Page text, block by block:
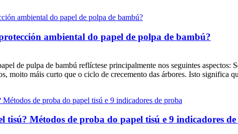
ambiental do papel de polpa de bambú?
de pulpa de bambú reflíctese principalmente nos seguintes
moito máis curto que o ciclo de crecemento das árbores. Isto significa
tisú? Métodos de proba do papel tisú e 9 indicadores